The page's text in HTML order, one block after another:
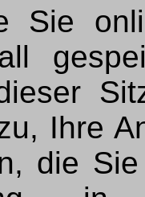
Sie
Ihre
die